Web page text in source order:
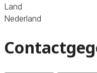
Land
Nederland